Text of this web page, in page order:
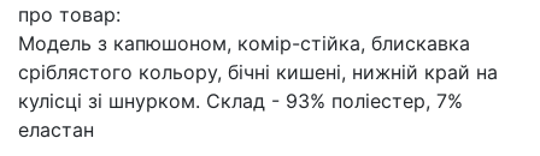
про товар:
Модель з капюшоном, комір-стійка, блискавка
сріблястого кольору, бічні кишені, нижній край на
кулісці зі шнурком. Склад - 93% поліестер, 7%
еластан